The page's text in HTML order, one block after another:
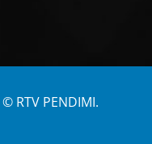
RTV PENDIMI.